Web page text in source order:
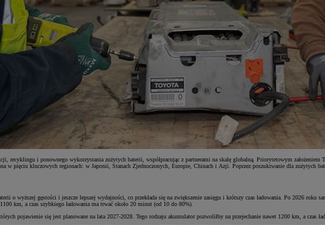
recyklingu i ponownego wykorzystania zużytych baterii, współpracując z partnerami na skalę globalną. Priorytetowym
w pięciu kluczowych regionach: w Japonii, Stanach Zjednoczonych, Europie, Chinach i Azji. Poprzez poszukiwanie dla zużytych
o wyższej gęstości i jeszcze lepszej wydajności, co przekłada się na zwiększenie zasięgu i krótszy czas ładowania. Po 2026
km, a czas szybkiego ładowania ma trwać około 20 minut (od 10 do 80%).
pojawienie się jest planowane na lata 2027-2028. Tego rodzaju akumulator pozwoliłby na przejechanie nawet 1200 km, a czas